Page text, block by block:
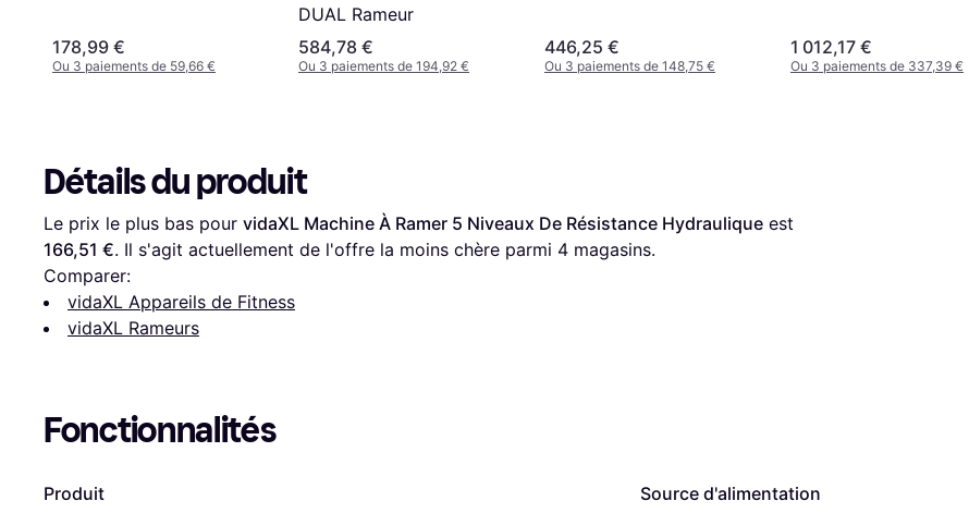
178,99 €
Ou 3 paiements de 59,66 €
DUAL Rameur
584,78 €
Ou 3 paiements de 194,92 €
446,25 €
Ou 3 paiements de 148,75 €
1 012,17 €
Ou 3 paiements de 337,39 €
Détails du produit
Le prix le plus bas pour vidaXL Machine À Ramer 5 Niveaux De Résistance Hydraulique
166,51 €. Il s'agit actuellement de l'offre la moins chère parmi 4 magasins.
Comparer:
vidaXL Appareils de Fitness
vidaXL Rameurs
Fonctionnalités
Produit Source d'alimentation